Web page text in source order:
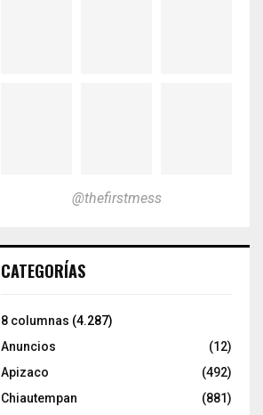
@thefirstmess
CATEGORÍAS
8 columnas (4.287)
Anuncios
(12)
Apizaco
(492)
Chiautempan
(881)